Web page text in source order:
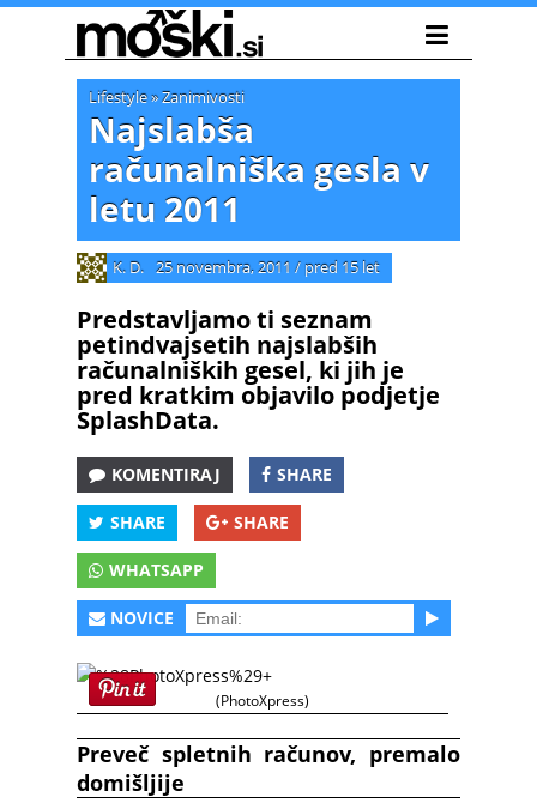
Lifestyle»Zanimivosti
Najslabša
računalniška gesla v
letu 2011
K. D. 25 novembra, 2011 / pred 15 let
Predstavljamo ti seznam
petindvajsetih najslabših
računalniških gesel, ki jih je
pred kratkim objavilo podjetje
SplashData.
KOMENTIRAJ SHARE
SHARE SHARE
WHATSAPP
NOVICE
(PhotoXpress)
Preveč spletnih računov, premalo
domišljije